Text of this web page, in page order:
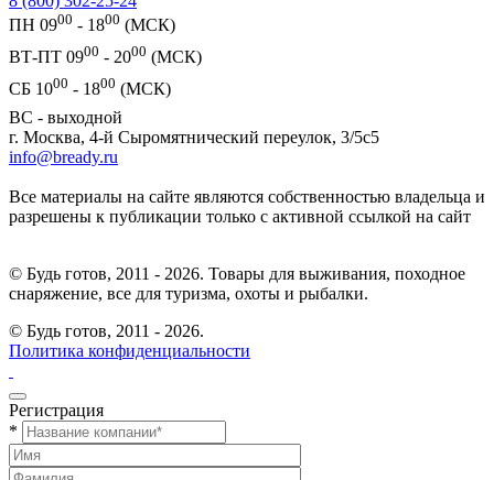
ПН 0900 - 1800 (МСК)
ВТ-ПТ 0900 - 2000 (МСК)
СБ 1000 - 1800 (МСК)
ВС - выходной
г. Москва, 4-й Сыромятнический переулок, 3/5с5
info@bready.ru
Все материалы на сайте являются собственностью владельца и
разрешены к публикации только с активной ссылкой на сайт
© Будь готов, 2011 - 2026. Товары для выживания, походное
снаряжение, все для туризма, охоты и рыбалки.
© Будь готов, 2011 - 2026.
Политика конфиденциальности
Регистрация
*